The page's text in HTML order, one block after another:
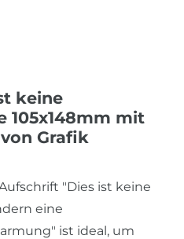
keine
105x148mm mit
Grafik
"Dies ist keine
eine
ist ideal, um